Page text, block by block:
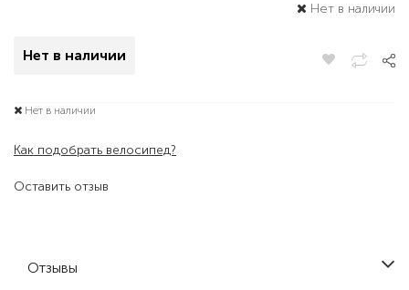
Оставить отзыв
Нет в наличии
Нет в наличии
Нет в наличии
Как подобрать велосипед?
Отзывы